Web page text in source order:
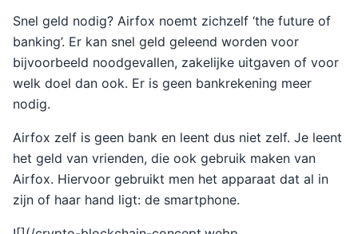
Snel geld nodig? Airfox noemt zichzelf ‘the future of
banking’. Er kan snel geld geleend worden voor
bijvoorbeeld noodgevallen, zakelijke uitgaven of voor
welk doel dan ook. Er is geen bankrekening meer
nodig.
Airfox zelf is geen bank en leent dus niet zelf. Je leent
het geld van vrienden, die ook gebruik maken van
Airfox. Hiervoor gebruikt men het apparaat dat al in
zijn of haar hand ligt: de smartphone.